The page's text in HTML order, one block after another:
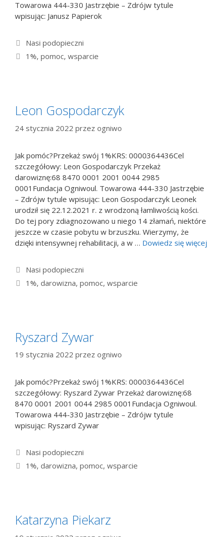
Towarowa 444-330 Jastrzębie – Zdrójw tytule
wpisując: Janusz Papierok
Kategorie
Nasi podopieczni
Tagi
1%, pomoc, wsparcie
Leon Gospodarczyk
24 stycznia 2022 przez ogniwo
Jak pomóc?Przekaż swój 1%KRS: 0000364436Cel
szczegółowy: Leon Gospodarczyk Przekaż
darowiznę:68 8470 0001 2001 0044 2985
0001Fundacja Ogniwoul. Towarowa 444-330 Jastrzębie
– Zdrójw tytule wpisując: Leon Gospodarczyk Leonek
urodził się 22.12.2021 r. z wrodzoną łamliwością kości.
Do tej pory zdiagnozowano u niego 14 złamań, niektóre
jeszcze w czasie pobytu w brzuszku. Wierzymy, że
dzięki intensywnej rehabilitacji, a w … Dowiedz się więcej
Kategorie
Nasi podopieczni
Tagi
1%, darowizna, pomoc, wsparcie
Ryszard Zywar
19 stycznia 2022 przez ogniwo
Jak pomóc?Przekaż swój 1%KRS: 0000364436Cel
szczegółowy: Ryszard Zywar Przekaż darowiznę:68
8470 0001 2001 0044 2985 0001Fundacja Ogniwoul.
Towarowa 444-330 Jastrzębie – Zdrójw tytule
wpisując: Ryszard Zywar
Kategorie
Nasi podopieczni
Tagi
1%, darowizna, pomoc, wsparcie
Katarzyna Piekarz